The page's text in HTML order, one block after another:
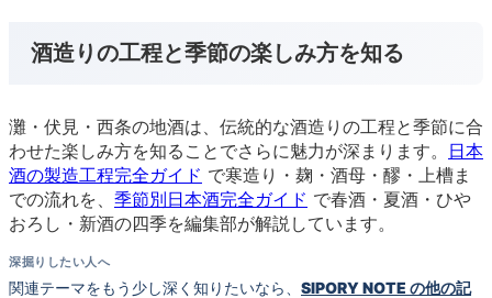
酒造りの工程と季節の楽しみ方を知る
灘・伏見・西条の地酒は、伝統的な酒造りの工程と季節に合
わせた楽しみ方を知ることでさらに魅力が深まります。 日本
酒の製造工程完全ガイド で寒造り・麹・酒母・醪・上槽ま
での流れを、 季節別日本酒完全ガイド で春酒・夏酒・ひや
おろし・新酒の四季を編集部が解説しています。
深掘りしたい人へ
関連テーマをもう少し深く知りたいなら、 SIPORY NOTE の他の記